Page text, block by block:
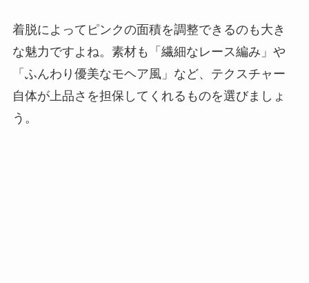
着脱によってピンクの面積を調整できるのも大き
な魅力ですよね。素材も「繊細なレース編み」や
「ふんわり優美なモヘア風」など、テクスチャー
自体が上品さを担保してくれるものを選びましょ
う。